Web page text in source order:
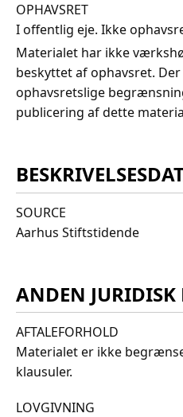
OPHAVSRET
I offentlig eje. Ikke
Materialet har ikke
beskyttet af ophavsret.
ophavsretslige
publicering af dette
SOURCE
Aarhus Stiftstidende
ANDEN JURIDISK
AFTALEFORHOLD
Materialet er ikke
klausuler.
LOVGIVNING